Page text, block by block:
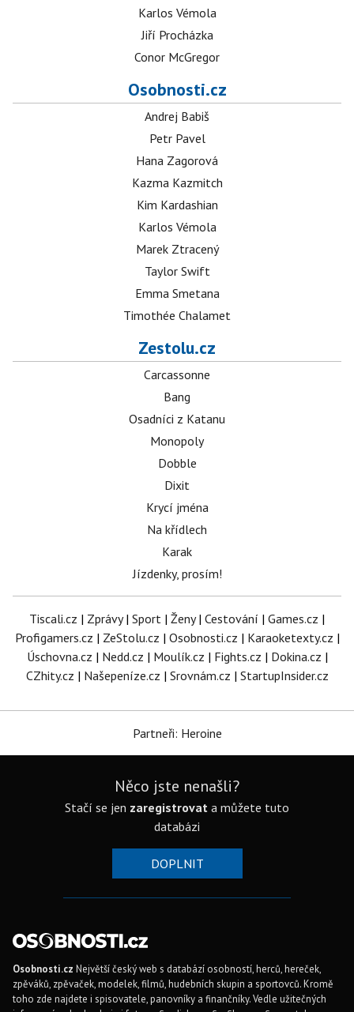
Karlos Vémola
Jiří Procházka
Conor McGregor
Osobnosti.cz
Andrej Babiš
Petr Pavel
Hana Zagorová
Kazma Kazmitch
Kim Kardashian
Karlos Vémola
Marek Ztracený
Taylor Swift
Emma Smetana
Timothée Chalamet
Zestolu.cz
Carcassonne
Bang
Osadníci z Katanu
Monopoly
Dobble
Dixit
Krycí jména
Na křídlech
Karak
Jízdenky, prosím!
Tiscali.cz | Zprávy| Sport | Ženy| Cestování | Games.cz |
Profigamers.cz | ZeStolu.cz | Osobnosti.cz | Karaoketexty.cz |
Úschovna.cz | Nedd.cz | Moulík.cz | Fights.cz | Dokina.cz |
CZhity.cz | Našepeníze.cz | Srovnám.cz | StartupInsider.cz
Partneři: Heroine
Něco jste nenašli?
Stačí se jen zaregistrovat a můžete tuto
databázi
DOPLNIT
Osobnosti.cz Největší český web s databází osobností, herců, hereček,
zpěváků, zpěvaček, modelek, filmů, hudebních skupin a sportovců. Kromě
toho zde najdete i spisovatele, panovníky a finančníky. Vedle užitečných